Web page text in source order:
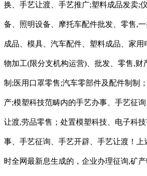
换、手艺让渡、手艺推广;塑料成品发卖;
备、照明设备、摩托车配件批发、零售,
成品、模具、汽车配件、塑料成品、家
物加工(限分支机构运营)、批发、零售,财
制;医用口罩零售;汽车零部件及配件制制
产;模塑科技范畴内的手艺办事、手艺征
让渡,劳品零售；处置模塑科技、电子科
事、手艺征询、手艺开辟、手艺让渡！上
时全网最新息生成的，企业办理征询,矿